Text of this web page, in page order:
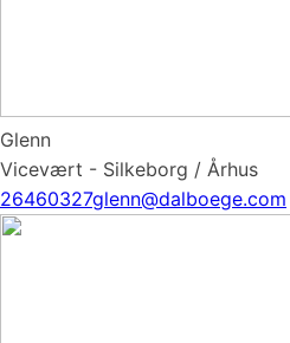
Glenn
Vicevært - Silkeborg / Århus
26460327glenn@dalboege.com